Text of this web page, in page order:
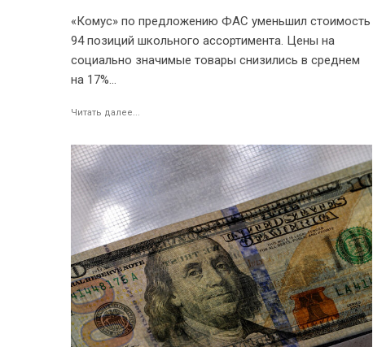
«Комус» по предложению ФАС уменьшил стоимость
94 позиций школьного ассортимента. Цены на
социально значимые товары снизились в среднем
на 17%...
Читать далее...